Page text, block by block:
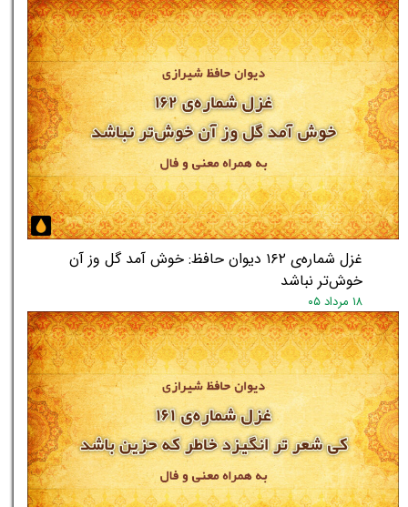
غزل شماره‌ی ۱۶۲ دیوان حافظ: خوش آمد گل وز آن
خوش‌تر نباشد
۱۸ مرداد ۰۵